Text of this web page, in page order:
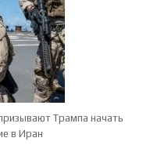
Трампа начать
в Иран